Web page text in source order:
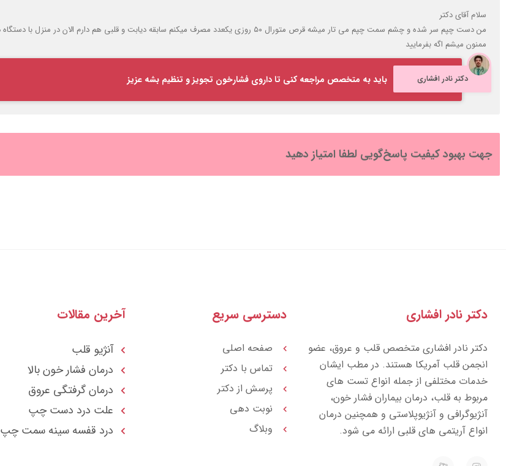
سلام آقای دکتر
من دست چپم سر شده و چشم سمت چپم می تار میشه قرص متورال ۵۰ روزی یکعدد مصرف میکنم سابقه دیابت و قلبی هم دارم الان در منزل با دستگاه دیجیتال فشارم رو گرفتم ۱۷ روی ۱۱ بود باید چکارکنم تا فشارم بیاد پایین
ممنون میشم اگه بفرمایید
دکتر نادر افشاری باید به متخصص مراجعه کنی تا داروی فشارخون تجویز و تنظیم بشه عزیز
جهت بهبود کیفیت پاسخ‌گویی لطفا امتیاز دهید
دکتر نادر افشاری
دکتر نادر افشاری متخصص قلب و عروق، عضو
انجمن قلب آمریکا هستند. در مطب ایشان
خدمات مختلفی از جمله انواع تست های
مربوط به قلب، درمان بیماران فشار خون،
آنژیوگرافی و آنژیوپلاستی و همچنین درمان
انواع آریتمی های قلبی ارائه می شود.
I
E
دسترسی سریع
صفحه اصلی
تماس با دکتر
پرسش از دکتر
نوبت دهی
وبلاگ
آخرین مقالات
آنژیو قلب
درمان فشار خون بالا
درمان گرفتگی عروق
علت درد دست چپ
درد قفسه سينه سمت چپ